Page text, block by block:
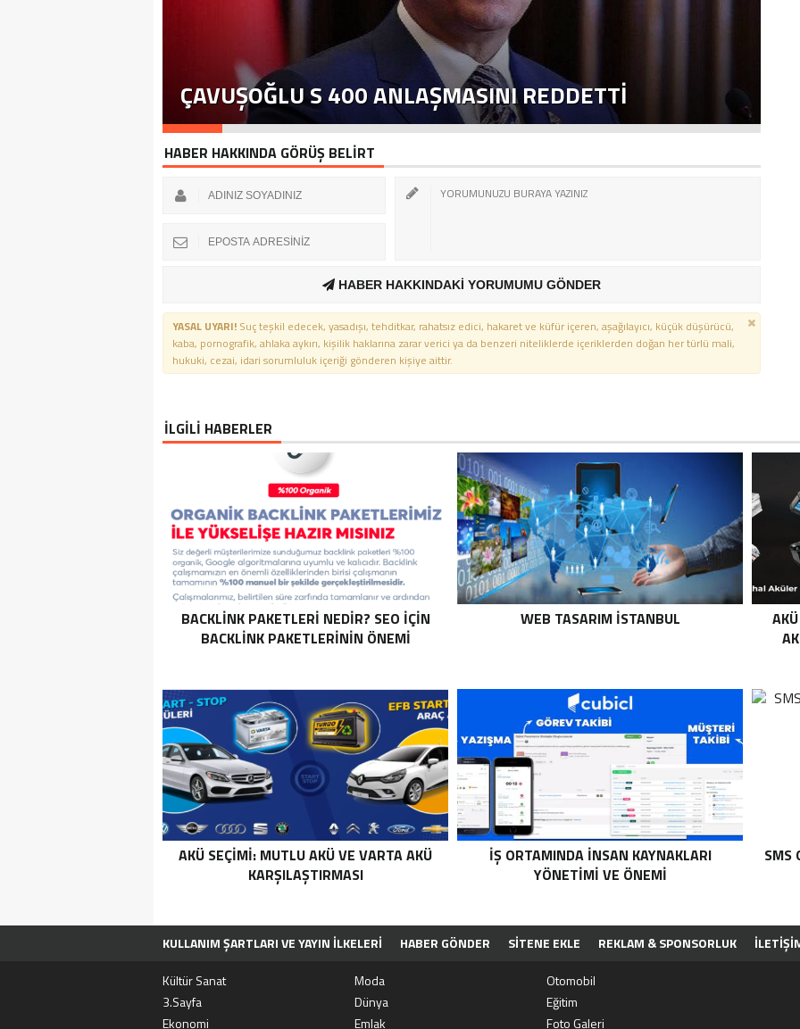
ÇAVUŞOĞLU S 400 ANLAŞMASINI REDDETTI
HABER HAKKINDA GÖRÜŞ BELİRT
HABER HAKKINDAKİ YORUMUMU GÖNDER
YASAL UYARI! Suç teşkil edecek, yasadışı, tehditkar, rahatsız edici, hakaret ve küfür içeren, aşağılayıcı, küçük düşürücü,
kaba, pornografik, ahlaka aykırı, kişilik haklarına zarar verici ya da benzeri niteliklerde içeriklerden doğan her türlü mali,
hukuki, cezai, idari sorumluluk içeriği gönderen kişiye aittir.
İLGİLİ HABERLER
BACKLINK PAKETLERI NEDIR? SEO İÇIN
BACKLINK PAKETLERININ ÖNEMI
WEB TASARIM İSTANBUL
AKÜ SEÇIMI: MUTLU AKÜ VE VARTA AKÜ
KARŞILAŞTIRMASI
İŞ ORTAMINDA İNSAN KAYNAKLARI
YÖNETIMI VE ÖNEMI
SMS
KULLANIM ŞARTLARI VE YAYIN İLKELERI HABER GÖNDER SİTENE EKLE REKLAM & SPONSORLUK
TÜM MANŞET HABERLERI
MOVIEBOX APP
Kültür Sanat Moda
Otomobil
3.Sayfa
Dünya
Eğitim
Ekonomi
Emlak Foto Galeri